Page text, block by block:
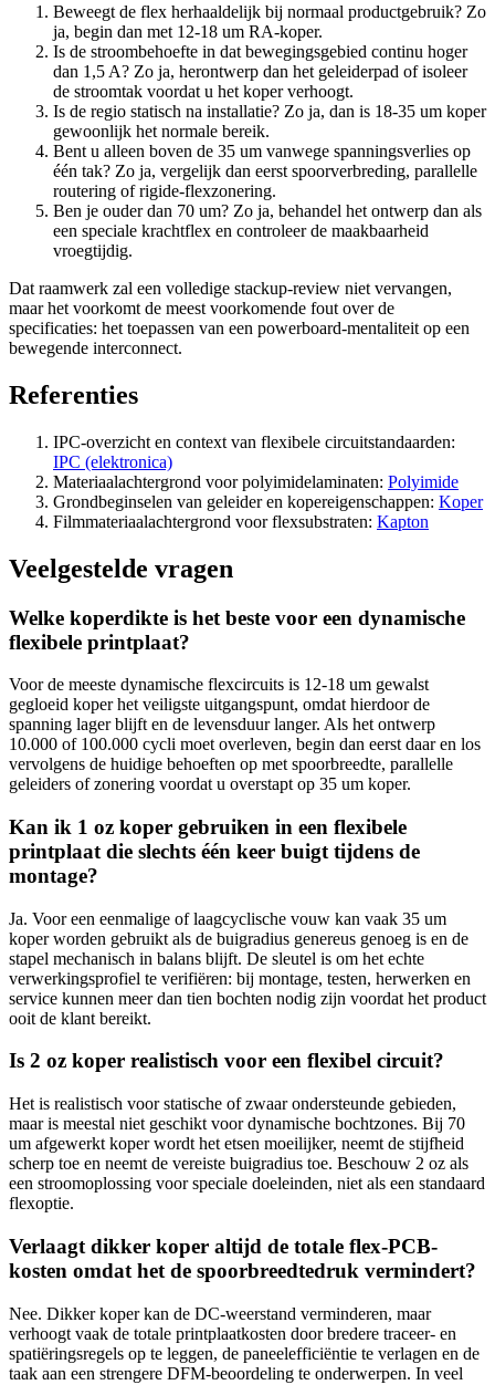
Beweegt de flex herhaaldelijk bij normaal productgebruik? Zo
ja, begin dan met 12-18 um RA-koper.
Is de stroombehoefte in dat bewegingsgebied continu hoger
dan 1,5 A? Zo ja, herontwerp dan het geleiderpad of isoleer
de stroomtak voordat u het koper verhoogt.
Is de regio statisch na installatie? Zo ja, dan is 18-35 um koper
gewoonlijk het normale bereik.
Bent u alleen boven de 35 um vanwege spanningsverlies op
één tak? Zo ja, vergelijk dan eerst spoorverbreding, parallelle
routering of rigide-flexzonering.
Ben je ouder dan 70 um? Zo ja, behandel het ontwerp dan als
een speciale krachtflex en controleer de maakbaarheid
vroegtijdig.
Dat raamwerk zal een volledige stackup-review niet vervangen,
maar het voorkomt de meest voorkomende fout over de
specificaties: het toepassen van een powerboard-mentaliteit op een
bewegende interconnect.
Referenties
IPC-overzicht en context van flexibele circuitstandaarden:
IPC (elektronica)
Materiaalachtergrond voor polyimidelaminaten: Polyimide
Grondbeginselen van geleider en kopereigenschappen: Koper
Filmmateriaalachtergrond voor flexsubstraten: Kapton
Veelgestelde vragen
Welke koperdikte is het beste voor een dynamische
flexibele printplaat?
Voor de meeste dynamische flexcircuits is 12-18 um gewalst
gegloeid koper het veiligste uitgangspunt, omdat hierdoor de
spanning lager blijft en de levensduur langer. Als het ontwerp
10.000 of 100.000 cycli moet overleven, begin dan eerst daar en los
vervolgens de huidige behoeften op met spoorbreedte, parallelle
geleiders of zonering voordat u overstapt op 35 um koper.
Kan ik 1 oz koper gebruiken in een flexibele
printplaat die slechts één keer buigt tijdens de
montage?
Ja. Voor een eenmalige of laagcyclische vouw kan vaak 35 um
koper worden gebruikt als de buigradius genereus genoeg is en de
stapel mechanisch in balans blijft. De sleutel is om het echte
verwerkingsprofiel te verifiëren: bij montage, testen, herwerken en
service kunnen meer dan tien bochten nodig zijn voordat het product
ooit de klant bereikt.
Is 2 oz koper realistisch voor een flexibel circuit?
Het is realistisch voor statische of zwaar ondersteunde gebieden,
maar is meestal niet geschikt voor dynamische bochtzones. Bij 70
um afgewerkt koper wordt het etsen moeilijker, neemt de stijfheid
scherp toe en neemt de vereiste buigradius toe. Beschouw 2 oz als
een stroomoplossing voor speciale doeleinden, niet als een standaard
flexoptie.
Verlaagt dikker koper altijd de totale flex-PCB-
kosten omdat het de spoorbreedtedruk vermindert?
Nee. Dikker koper kan de DC-weerstand verminderen, maar
verhoogt vaak de totale printplaatkosten door bredere traceer- en
spatiëringsregels op te leggen, de paneelefficiëntie te verlagen en de
taak aan een strengere DFM-beoordeling te onderwerpen. In veel